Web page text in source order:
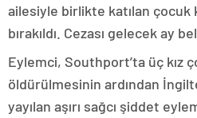
ailesiyle birlikte katılan
bırakıldı. Cezası gelecek ay
Eylemci, Southport’ta üç kız
öldürülmesinin ardından
yayılan aşırı sağcı şiddet